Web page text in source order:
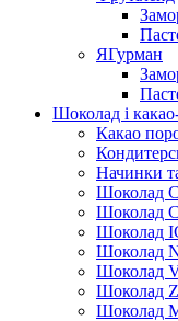
ЯГурман
Шоколад і
Какао
Начинки
Шоколад
Шоколад
Шоколад
Шоколад
Шоколад
Шоколад
Шоколад